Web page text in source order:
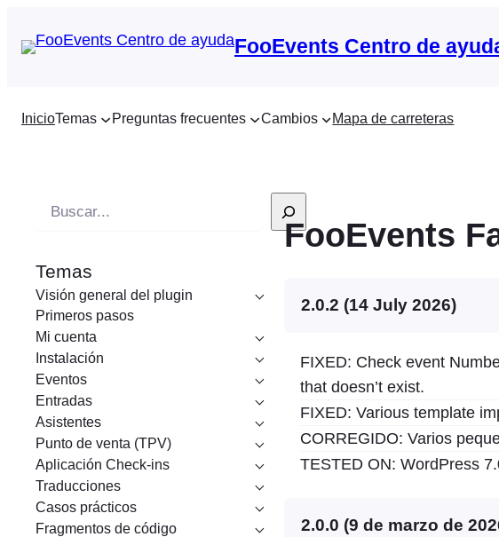
FooEvents Centro de
InicioTemas Preguntas frecuentes Cambios Mapa de carreteras
c
a
r
e
n
Temas
Visión general del plugin
Primeros pasos
Mi cuenta
Instalación
Eventos
Entradas
Asistentes
Punto de venta (TPV)
Aplicación Check-ins
Traducciones
Casos prácticos
Fragmentos de código
FooEvents
2.0.2 (14 July 2026)
FIXED: Check event
that doesn’t exist.
FIXED: Various template
CORREGIDO: Varios
TESTED ON: WordPress
2.0.0 (9 de marzo de